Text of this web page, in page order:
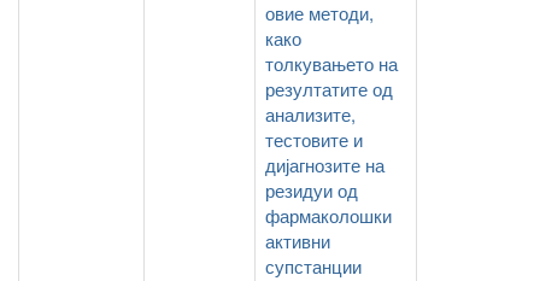
овие методи,
како
толкувањето на
резултатите од
анализите,
тестовите и
дијагнозите на
резидуи од
фармаколошки
активни
супстанции